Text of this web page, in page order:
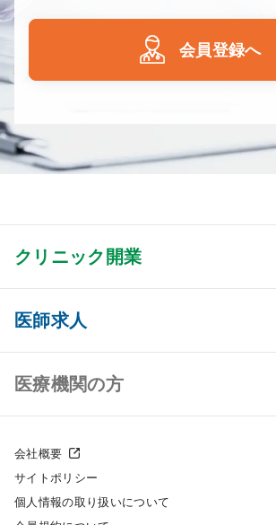
会員登録へ
クリニック開業
クリニック開業 TOP
クリニック物件検索
クリニックの開業スタイル
クリニック開業までの流れ
医師求人
医師求人 TOP
常勤求人検索
スポット求人検索
医療機関の方
採用をお考えの医療機関の方
会社概要
サイトポリシー
個人情報の取り扱いについて